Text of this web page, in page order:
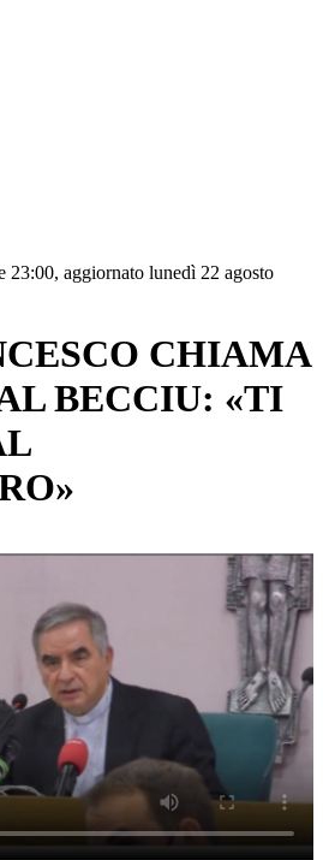
23:00, aggiornato lunedì 22 agosto
CHIAMA
BECCIU: «TI